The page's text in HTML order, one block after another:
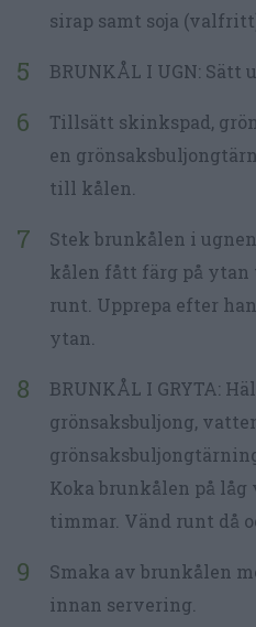
sirap samt soja
BRUNKÅL I UGN: Sätt
Tillsätt skinkspad,
en
till kålen.
Stek brunkålen i
kålen fått färg på ytan
runt. Upprepa efter
ytan.
BRUNKÅL I GRYTA:
grönsaksbuljong,
Koka brunkålen på låg
timmar. Vänd runt då
Smaka av brunkålen
innan servering.